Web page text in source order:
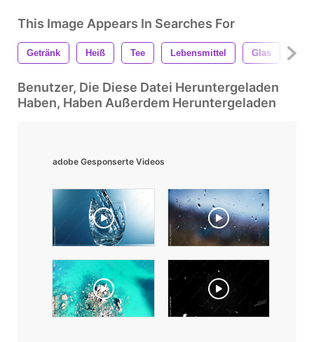
This Image Appears In Searches For
Getränk Heiß Tee Lebensmittel Glas
Benutzer, Die Diese Datei Heruntergeladen
Haben, Haben Außerdem Heruntergeladen
adobe Gesponserte Videos